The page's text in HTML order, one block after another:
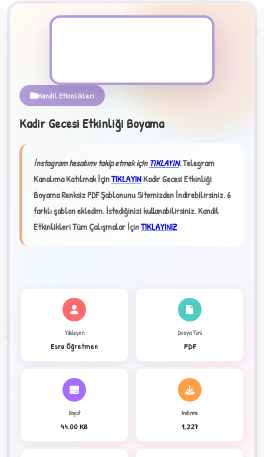
Kandil Etkinlikleri
Kadir Gecesi Etkinliği Boyama
İnstagram hesabımı takip etmek içinTIKLAYIN.Telegram
Kanalıma Katılmak İçinTIKLAYINKadir Gecesi Etkinliği
Boyama Renksiz PDF Şablonunu Sitemizden İndirebilirsiniz. 6
farklı şablon ekledim. İstediğinizi kullanabilirsiniz.Kandil
Etkinlikleri Tüm Çalışmalar İçinTIKLAYINIZ
Yükleyen
Esra Öğretmen
Dosya Türü
PDF
Boyut
44.00 KB
İndirme
1,227